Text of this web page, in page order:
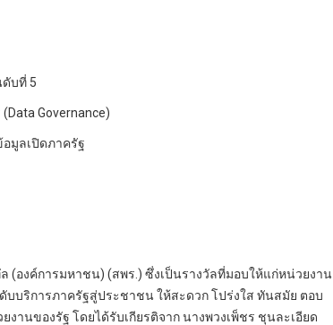
บที่ 5
Governance)
มูลเปิดภาครัฐ
งค์การมหาชน) (สพร.) ซึ่งเป็นรางวัลที่มอบให้แก่หน่วยงาน
บริการภาครัฐสู่ประชาชน ให้สะดวก โปร่งใส ทันสมัย ตอบ
นของรัฐ โดยได้รับเกียรติจาก นางพวงเพ็ชร ชุนละเอียด